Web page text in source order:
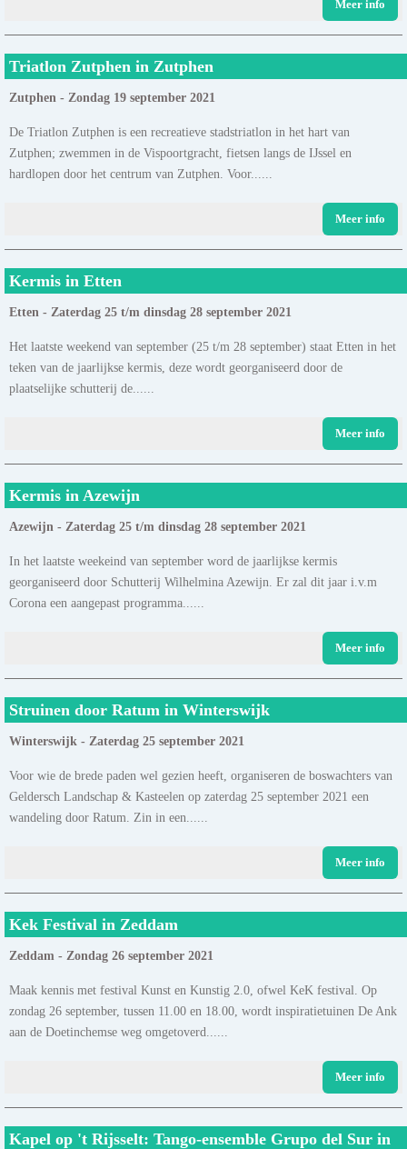
Meer info
Triatlon Zutphen in Zutphen
Zutphen - Zondag 19 september 2021
De Triatlon Zutphen is een recreatieve stadstriatlon in het hart van
Zutphen; zwemmen in de Vispoortgracht, fietsen langs de IJssel en
hardlopen door het centrum van Zutphen. Voor......
Meer info
Kermis in Etten
Etten - Zaterdag 25 t/m dinsdag 28 september 2021
Het laatste weekend van september (25 t/m 28 september) staat Etten in het
teken van de jaarlijkse kermis, deze wordt georganiseerd door de
plaatselijke schutterij de......
Meer info
Kermis in Azewijn
Azewijn - Zaterdag 25 t/m dinsdag 28 september 2021
In het laatste weekeind van september word de jaarlijkse kermis
georganiseerd door Schutterij Wilhelmina Azewijn. Er zal dit jaar i.v.m
Corona een aangepast programma......
Meer info
Struinen door Ratum in Winterswijk
Winterswijk - Zaterdag 25 september 2021
Voor wie de brede paden wel gezien heeft, organiseren de boswachters van
Geldersch Landschap & Kasteelen op zaterdag 25 september 2021 een
wandeling door Ratum. Zin in een......
Meer info
Kek Festival in Zeddam
Zeddam - Zondag 26 september 2021
Maak kennis met festival Kunst en Kunstig 2.0, ofwel KeK festival. Op
zondag 26 september, tussen 11.00 en 18.00, wordt inspiratietuinen De Ank
aan de Doetinchemse weg omgetoverd......
Meer info
Kapel op 't Rijsselt: Tango-ensemble Grupo del Sur in